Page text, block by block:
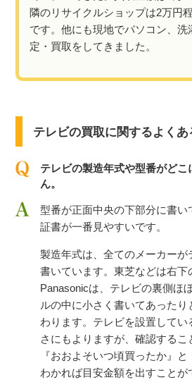
隣のリサイクルショップは2万円
です。他にも現地でパソコン、洗
定・買取をしてきました。
テレビの買取に関するよくあ
テレビの製造年式や型番がど
ん。
型番が正面中央の下部分に書い
証書が一番見やすいです。
製造年式は、全てのメーカーが
書いています。東芝などは右下
Panasonicは、テレビの裏側ほ
ルの中に小さく書いてあった
わります。テレビを設置してい
さにもよりますが、確認するこ
『おおよそいつ頃買ったか』
わかれば目安金額を出すことが